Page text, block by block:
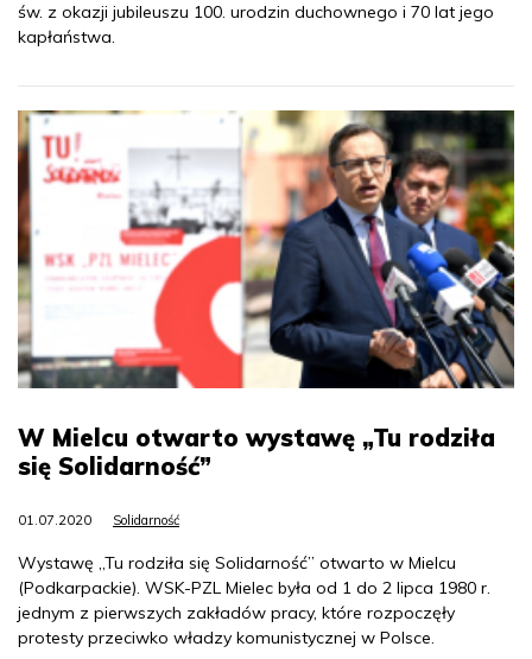
św. z okazji jubileuszu 100. urodzin duchownego i 70 lat jego
kapłaństwa.
W Mielcu otwarto wystawę „Tu rodziła
się Solidarność”
01.07.2020 Solidarność
Wystawę „Tu rodziła się Solidarność” otwarto w Mielcu
(Podkarpackie). WSK-PZL Mielec była od 1 do 2 lipca 1980 r.
jednym z pierwszych zakładów pracy, które rozpoczęły
protesty przeciwko władzy komunistycznej w Polsce.